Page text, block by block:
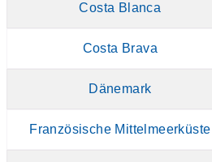
Costa Blanca
Costa Brava
Dänemark
Französische Mittelmeerküste